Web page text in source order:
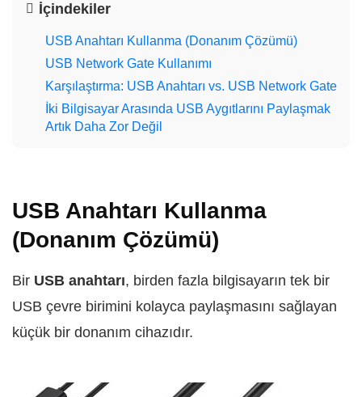
İçindekiler
USB Anahtarı Kullanma (Donanım Çözümü)
USB Network Gate Kullanımı
Karşılaştırma: USB Anahtarı vs. USB Network Gate
İki Bilgisayar Arasında USB Aygıtlarını Paylaşmak
Artık Daha Zor Değil
USB Anahtarı Kullanma
(Donanım Çözümü)
Bir USB anahtarı, birden fazla bilgisayarın tek bir
USB çevre birimini kolayca paylaşmasını sağlayan
küçük bir donanım cihazıdır.